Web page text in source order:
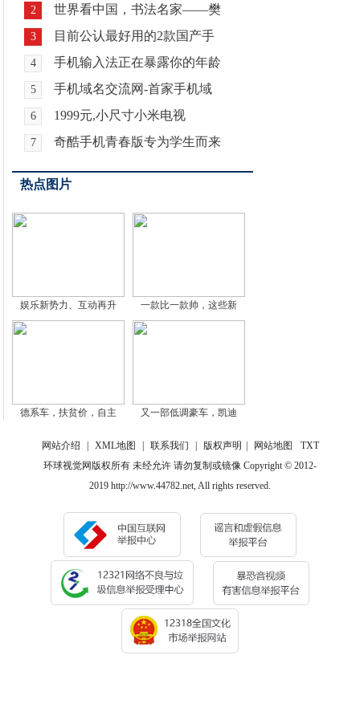
2 世界看中国，书法名家——樊
3 目前公认最好用的2款国产手
4 手机输入法正在暴露你的年龄
5 手机域名交流网-首家手机域
6 1999元,小尺寸小米电视
7 奇酷手机青春版专为学生而来
热点图片
娱乐新势力、互动再升 一款比一款帅，这些新
德系车，扶贫价，自主 又一部低调豪车，凯迪
网站介绍 XML地图 联系我们 版权声明 网站地图
TXT
环球视觉网版权所有 未经允许 请勿复制或镜像 Copyright © 2012-
2019 http://www.44782.net, All rights reserved.